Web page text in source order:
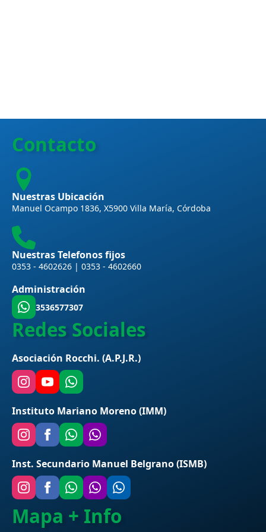
Contacto
Nuestras Ubicación
Manuel Ocampo 1836, X5900 Villa María, Córdoba
Nuestras Telefonos fijos
0353 - 4602626 | 0353 - 4602660
Administración
3536577307
Redes Sociales
Asociación Rocchi. (A.P.J.R.)
Instituto Mariano Moreno (IMM)
Inst. Secundario Manuel Belgrano (ISMB)
Mapa + Info